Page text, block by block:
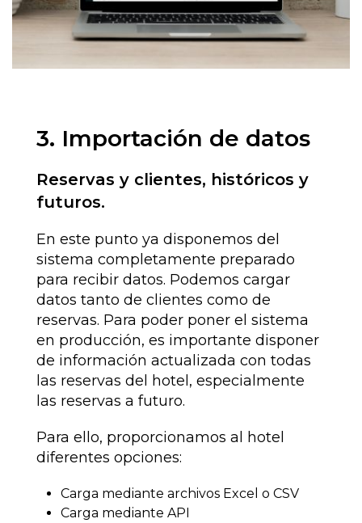
3. Importación de datos
Reservas y clientes, históricos y
futuros.
En este punto ya disponemos del
sistema completamente preparado
para recibir datos. Podemos cargar
datos tanto de clientes como de
reservas. Para poder poner el sistema
en producción, es importante disponer
de información actualizada con todas
las reservas del hotel, especialmente
las reservas a futuro.
Para ello, proporcionamos al hotel
diferentes opciones:
Carga mediante archivos Excel o CSV
Carga mediante API